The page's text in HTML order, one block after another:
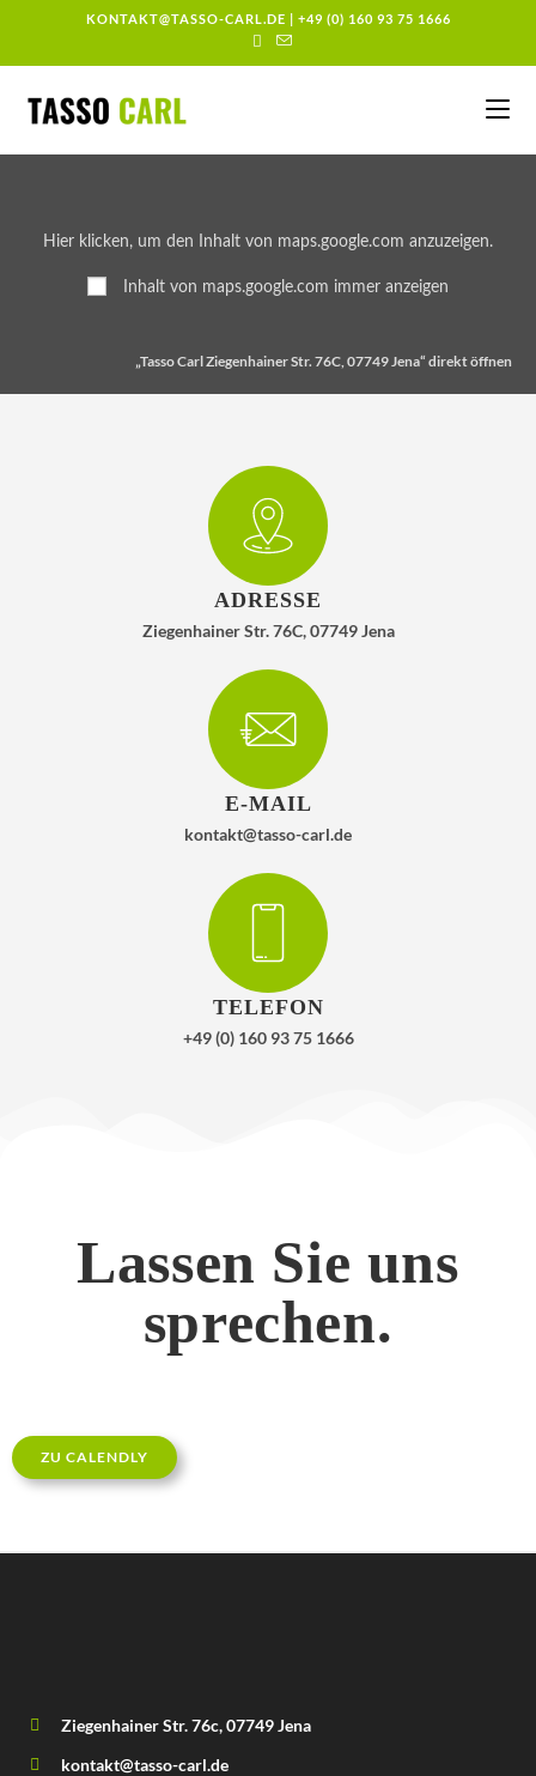
KONTAKT@TASSO-CARL.DE | +49 (0) 160 93 75 1666
Hier klicken, um den Inhalt von maps.google.com anzuzeigen.
Inhalt von maps.google.com immer anzeigen
„Tasso Carl Ziegenhainer Str. 76C, 07749 Jena“ direkt öffnen
ADRESSE
Ziegenhainer Str. 76C, 07749 Jena
E-MAIL
kontakt@tasso-carl.de
TELEFON
+49 (0) 160 93 75 1666
Lassen Sie uns
sprechen.
ZU CALENDLY
Ziegenhainer Str. 76c, 07749 Jena
kontakt@tasso-carl.de